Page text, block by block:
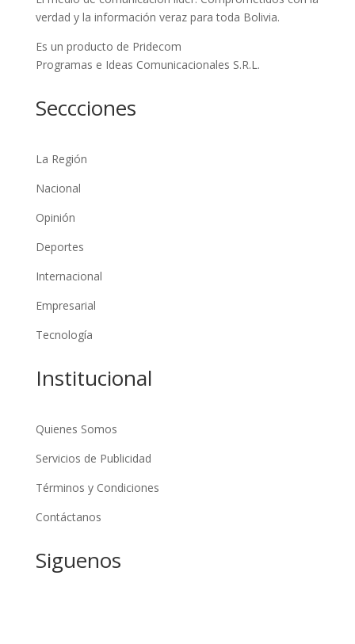
verdad y la información veraz para toda Bolivia.
Es un producto de Pridecom
Programas e Ideas Comunicacionales S.R.L.
Seccciones
La Región
Nacional
Opinión
Deportes
Internacional
Empresarial
Tecnología
Institucional
Quienes Somos
Servicios de Publicidad
Términos y Condiciones
Contáctanos
Siguenos